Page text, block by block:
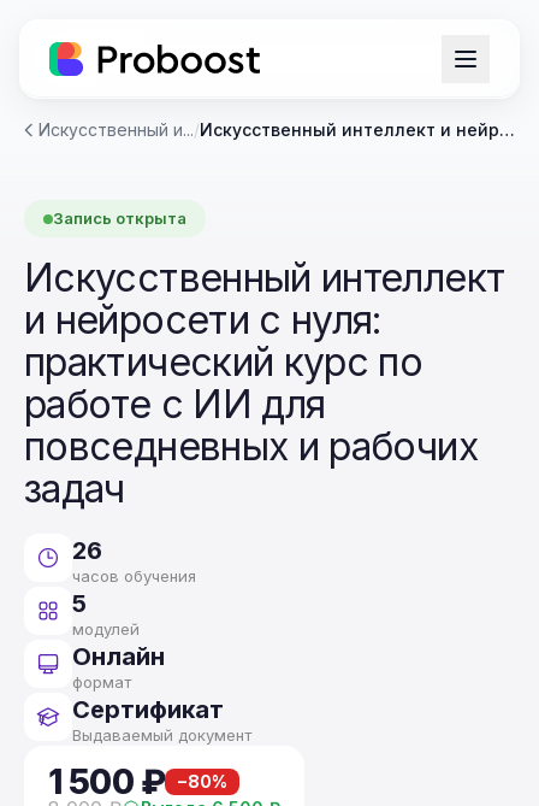
Искусственный и.../ Искусственный интеллект и нейросети с нуля: практический курс по работе с ИИ для повседневных и рабочих задач
Запись открыта
Искусственный интеллект
и нейросети с нуля:
практический курс по
работе с ИИ для
повседневных и рабочих
задач
26
часов обучения
5
модулей
Онлайн
формат
Сертификат
Выдаваемый документ
1 500 ₽ −80%